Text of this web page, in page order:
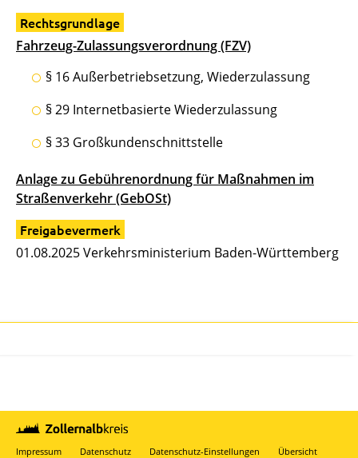
Rechtsgrundlage
Fahrzeug-Zulassungsverordnung (FZV)
§ 16 Außerbetriebsetzung, Wiederzulassung
§ 29 Internetbasierte Wiederzulassung
§ 33 Großkundenschnittstelle
Anlage zu Gebührenordnung für Maßnahmen im
Straßenverkehr (GebOSt)
Freigabevermerk
01.08.2025 Verkehrsministerium Baden-Württemberg
Impressum Datenschutz Datenschutz-Einstellungen
Übersicht